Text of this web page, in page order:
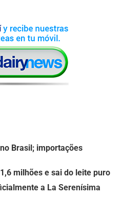
Brasil; importações
milhões e sai do leite puro
a La Serenísima